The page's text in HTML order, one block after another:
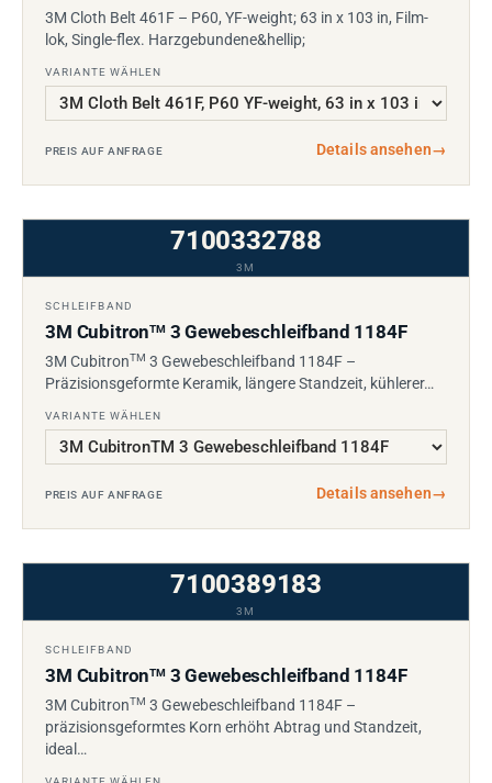
3M Cloth Belt 461F – P60, YF-weight; 63 in x 103 in, Film-
lok, Single-flex. Harzgebundene&hellip;
VARIANTE WÄHLEN
PREIS AUF ANFRAGE Details ansehen→
7100332788
3M
SCHLEIFBAND
3M CubitronTM3 Gewebeschleifband 1184F
3M CubitronTM 3 Gewebeschleifband 1184F –
Präzisionsgeformte Keramik, längere Standzeit, kühlerer…
VARIANTE WÄHLEN
PREIS AUF ANFRAGE Details ansehen→
7100389183
3M
SCHLEIFBAND
3M CubitronTM3 Gewebeschleifband 1184F
3M CubitronTM 3 Gewebeschleifband 1184F –
präzisionsgeformtes Korn erhöht Abtrag und Standzeit,
ideal…